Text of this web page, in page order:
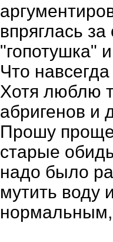
впряглась
"гопотушка"
Что
Хотя люблю
абригенов и
Прошу
старые
надо было
мутить воду